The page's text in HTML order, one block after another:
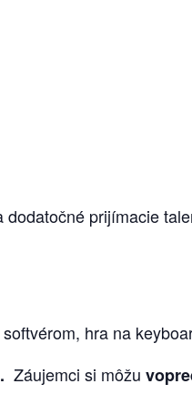
prijímacie
hra na
Záujemci si môžu